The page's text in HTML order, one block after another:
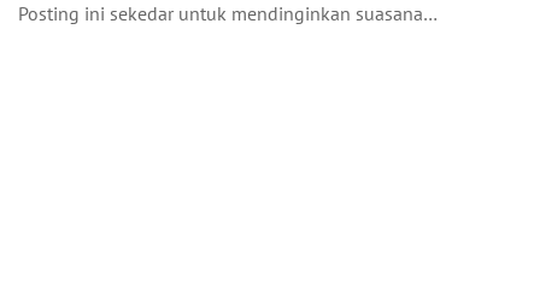
Posting ini sekedar untuk mendinginkan suasana…